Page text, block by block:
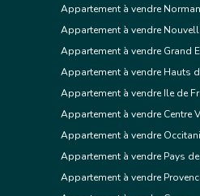
Appartement à vendre
Appartement à vendre
Appartement à vendre Grand
Appartement à vendre Hauts
Appartement à vendre Ile de
Appartement à vendre Centre
Appartement à vendre
Appartement à vendre Pays
Appartement à vendre